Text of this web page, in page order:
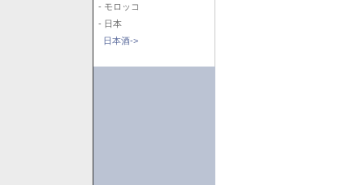
- モロッコ
- 日本
日本酒->